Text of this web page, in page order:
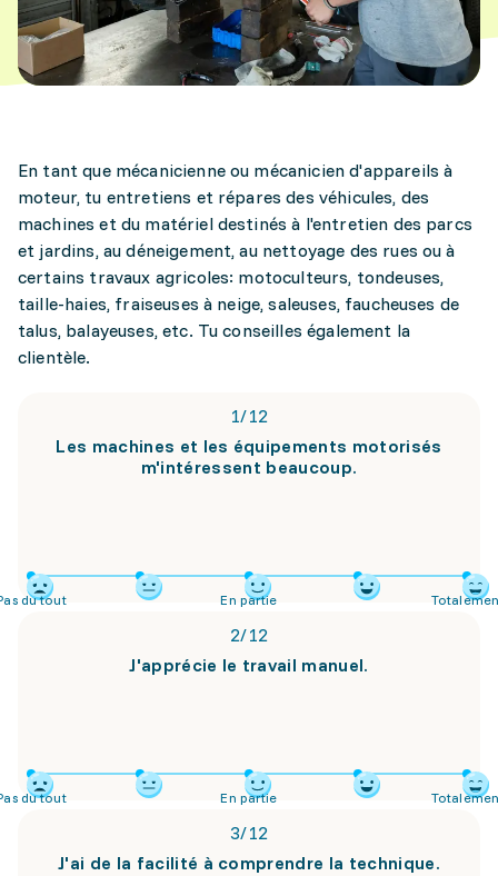
En tant que mécanicienne ou mécanicien d'appareils à
moteur, tu entretiens et répares des véhicules, des
machines et du matériel destinés à l'entretien des parcs
et jardins, au déneigement, au nettoyage des rues ou à
certains travaux agricoles: motoculteurs, tondeuses,
taille-haies, fraiseuses à neige, saleuses, faucheuses de
talus, balayeuses, etc. Tu conseilles également la
clientèle.
1/12
Les machines et les équipements motorisés
m'intéressent beaucoup.
du tout En partie
2/12
J'apprécie le travail manuel.
du tout En partie
3/12
J'ai de la facilité à comprendre la technique.